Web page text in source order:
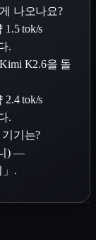
나오나요?
tok/s
.
K2.6을 돌
tok/s
.
기는?
) —
」.